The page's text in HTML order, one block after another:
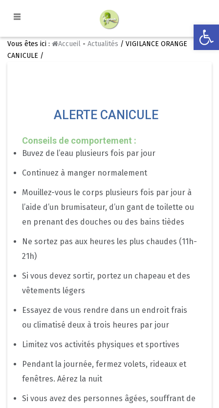
Ouvrir
Vous êtes ici : Accueil - Actualités / VIGILANCE ORANGE
CANICULE /
ALERTE CANICULE
Conseils de comportement :
Buvez de l’eau plusieurs fois par jour
Continuez à manger normalement
Mouillez-vous le corps plusieurs fois par jour à
l’aide d’un brumisateur, d’un gant de toilette ou
en prenant des douches ou des bains tièdes
Ne sortez pas aux heures les plus chaudes (11h-
21h)
Si vous devez sortir, portez un chapeau et des
vêtements légers
Essayez de vous rendre dans un endroit frais
ou climatisé deux à trois heures par jour
Limitez vos activités physiques et sportives
Pendant la journée, fermez volets, rideaux et
fenêtres. Aérez la nuit
Si vous avez des personnes âgées, souffrant de